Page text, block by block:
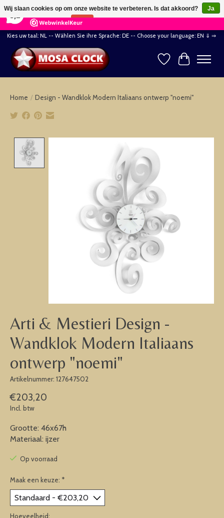
164 Reviews ×
Kies uw taal: NL -- Wählen Sie ihre Sprache: DE -- Choose your language: EN ⇓ ⇒
Verlanglijst
Home / Design - Wandklok Modern Italiaans ontwerp "noemi"
Arti & Mestieri Design -
Wandklok Modern Italiaans
ontwerp "noemi"
Artikelnummer: 127647502
€203,20
Incl. btw
Grootte: 46x67h
Materiaal: ijzer
Op voorraad
Maak een keuze: *
Hoeveelheid:
Wij slaan cookies op om onze website te verbeteren. Is dat akkoord?
Ja
Nee